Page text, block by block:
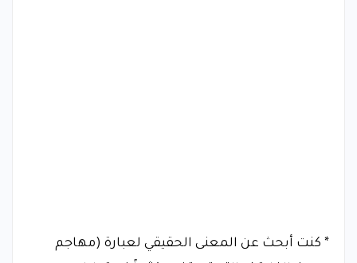
* كنت أبحث عن المعنى الحقيقي لعبارة (مهاجم